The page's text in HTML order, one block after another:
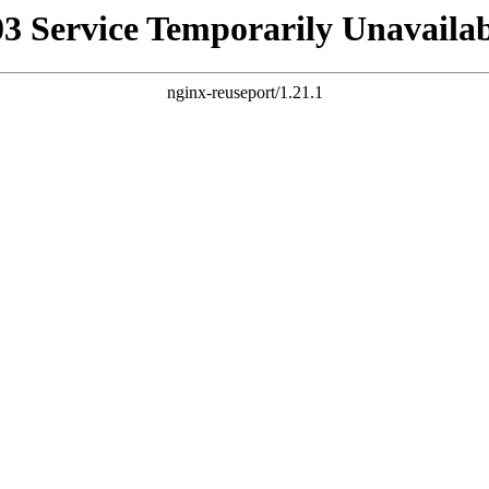
Service Temporarily
nginx-reuseport/1.21.1